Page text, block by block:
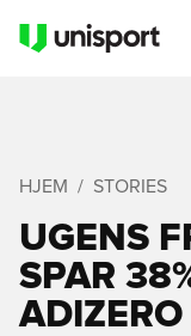
HJEM STORIES
UGENS
SPAR